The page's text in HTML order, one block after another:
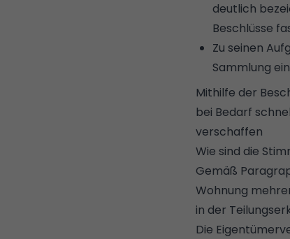
deutlich
Beschlüsse
Zu seinen
Sammlung
Mithilfe der
bei Bedarf
verschaffen
Wie sind die
Gemäß
Wohnung
in der
Die